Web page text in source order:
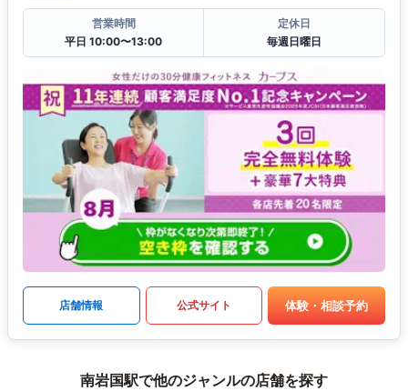
営業時間
平日 10:00〜13:00
定休日
毎週日曜日
店舗情報 公式サイト 体験・相談予約
南岩国駅で他のジャンルの店舗を探す